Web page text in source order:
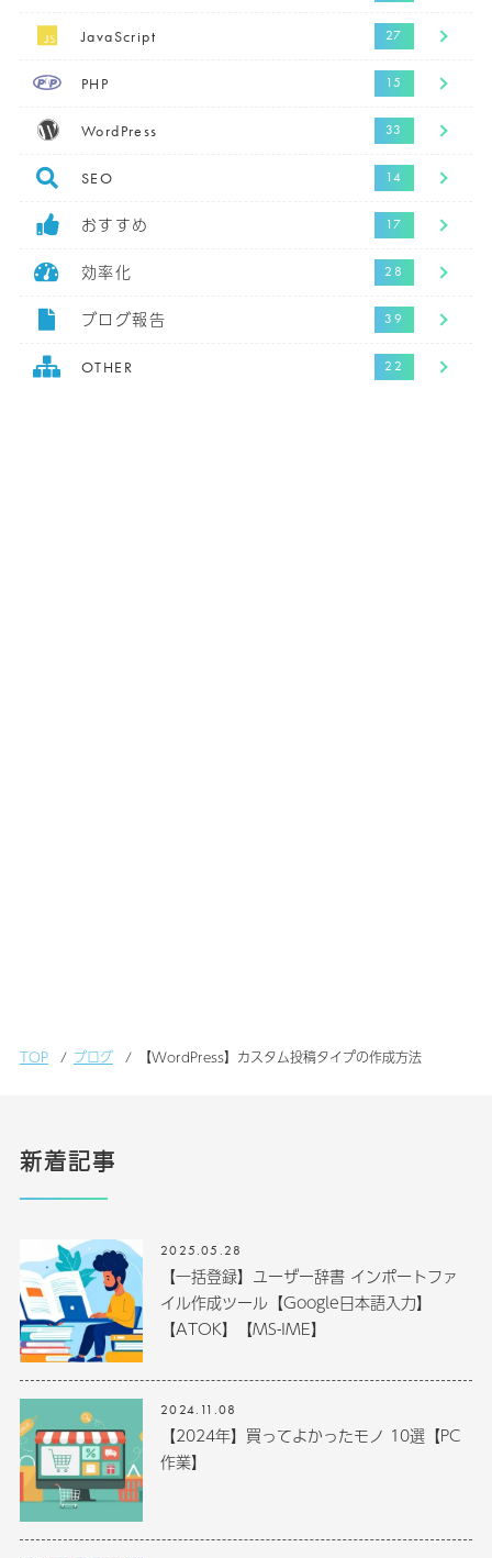
JavaScript
PHP
WordPress
SEO
おすすめ
効率化
ブログ報告
OTHER
TOP ブログ 【WordPress】カスタム投稿タイプの作成方法
新着記事
2025.05.28
【一括登録】ユーザー辞書 インポートファ
イル作成ツール【Google日本語入力】
【ATOK】【MS-IME】
2024.11.08
【2024年】買ってよかったモノ 10選【PC
作業】